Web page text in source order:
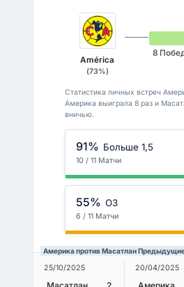
América
(73%)
8
Статистика личных встреч
Америка выиграла 8 раз и
вничью.
91% Больше 1,5
10 / 11 Матчи
55% ОЗ
6 / 11 Матчи
Америка против Масатлан
25/10/2025 20/04/2025